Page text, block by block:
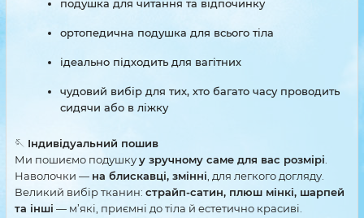
подушка для читання та відпочинку
ортопедична подушка для всього тіла
ідеально підходить для вагітних
чудовий вибір для тих, хто багато часу проводить
сидячи або в ліжку
🪡 Індивідуальний пошив
Ми пошиємо подушкуу зручному саме для вас розмірі
Наволочки — на блискавці, змінні , для легкого догляду.
Великий вибір тканин: страйп-сатин, плюш мінкі, шарпей
та інші — м’які, приємні до тіла й естетично красиві.